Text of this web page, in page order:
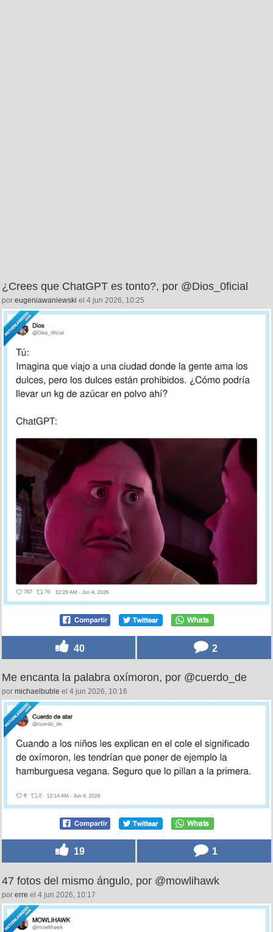
¿Crees que ChatGPT es tonto?, por @Dios_0ficial
por eugeniawaniewski el 4 jun 2026, 10:25
40 2
Me encanta la palabra oxímoron, por @cuerdo_de
por michaelbuble el 4 jun 2026, 10:16
19 1
47 fotos del mismo ángulo, por @mowlihawk
por erre el 4 jun 2026, 10:17